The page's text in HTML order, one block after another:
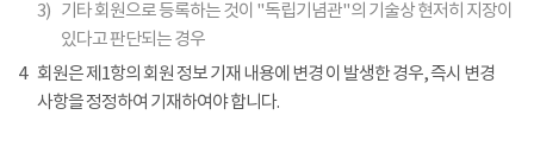
3) 기타 회원으로 등록하는 것이 "독립기념관"의 기술상 현저히 지장이
있다고 판단되는 경우
4
회원은 제1항의 회원 정보 기재 내용에 변경 이 발생한 경우, 즉시 변경
사항을 정정하여 기재하여야 합니다.